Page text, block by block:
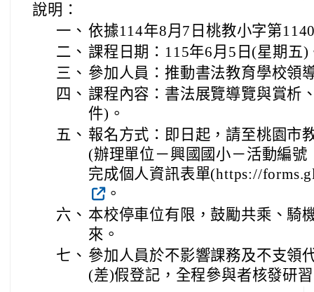
說明：
一、 依據114年8月7日桃教小字第
二、 課程日期：115年6月5日(星期五)
三、 參加人員：推動書法教育學校領
四、 課程內容：書法展覽導覽與賞析
件)。
五、 報名方式：即日起，請至桃園市
(辦理單位－興國國小－活動編號
完成個人資訊表單(https://
。
六、 本校停車位有限，鼓勵共乘、騎
來。
七、 參加人員於不影響課務及不支領
(差)假登記，全程參與者核發研